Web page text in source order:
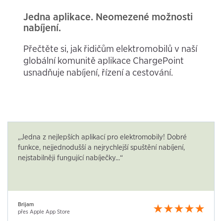
Jedna aplikace. Neomezené možnosti
nabíjení.
Přečtěte si, jak řidičům elektromobilů v naší
globální komunitě aplikace ChargePoint
usnadňuje nabíjení, řízení a cestování.
„Jedna z nejlepších aplikací pro elektromobily! Dobré
funkce, nejjednodušší a nejrychlejší spuštění nabíjení,
nejstabilněji fungující nabíječky...“
Brijam
přes Apple App Store